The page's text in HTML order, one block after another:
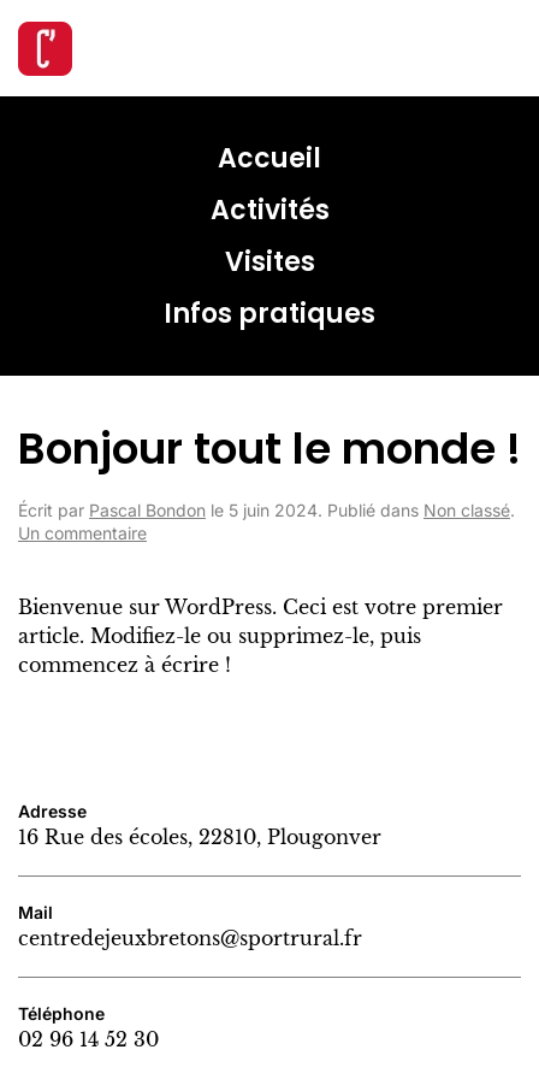
Skip
to
Accueil
Activités
Visites
Infos pratiques
Bonjour tout le monde !
Écrit par Pascal Bondon le 5 juin 2024. Publié dans Non classé.
Un commentairesur
le
monde !
Bienvenue sur WordPress. Ceci est votre premier
article. Modifiez-le ou supprimez-le, puis
commencez à écrire !
Adresse
16 Rue des écoles, 22810, Plougonver
Mail
centredejeuxbretons@sportrural.fr
Téléphone
02 96 14 52 30